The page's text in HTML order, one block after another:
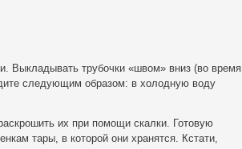
Выкладывать трубочки «швом» вниз (во время
следующим образом: в холодную воду
их при помощи скалки. Готовую
тары, в которой они хранятся. Кстати,